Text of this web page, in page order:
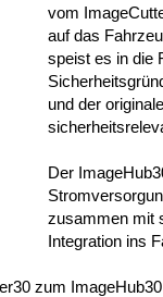
vom
auf das
speist es in die
und der
Der
zusammen mit
Integration ins
zum